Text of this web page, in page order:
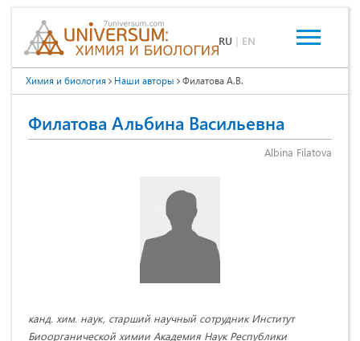
RU | EN
Химия и биология Наши авторы Филатова А.В.
Филатова Альбина Васильевна
Albina Filatova
канд. хим. наук, старший научный сотрудник Институт
Биоорганической химии Академия Наук Республики